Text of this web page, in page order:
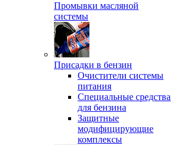
Промывки масляной
системы
Присадки в бензин
Очистители системы
питания
Специальные срeдства
для бензина
Защитные
модифицирующие
комплексы